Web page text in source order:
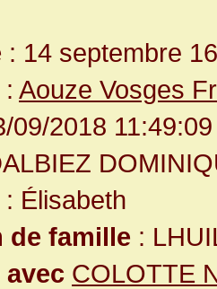
: 14 septembre
: Aouze Vosges
09/2018 11:49:09
: Élisabeth
de famille :
avec COLOTTE